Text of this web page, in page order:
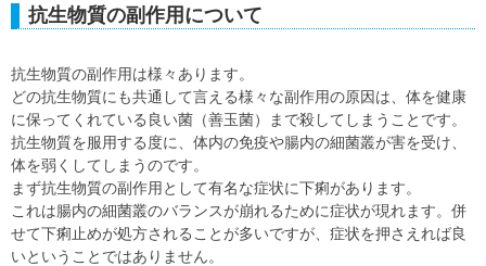
抗生物質の副作用について
抗生物質の副作用は様々あります。
どの抗生物質にも共通して言える様々な副作用の原因は、体を健康
に保ってくれている良い菌（善玉菌）まで殺してしまうことです。
抗生物質を服用する度に、体内の免疫や腸内の細菌叢が害を受け、
体を弱くしてしまうのです。
まず抗生物質の副作用として有名な症状に下痢があります。
これは腸内の細菌叢のバランスが崩れるために症状が現れます。併
せて下痢止めが処方されることが多いですが、症状を押さえれば良
いということではありません。